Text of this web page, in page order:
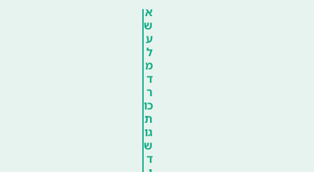
א
ש
ע
ל
מ
ד
ר
כו
ת
גו
ש
ד